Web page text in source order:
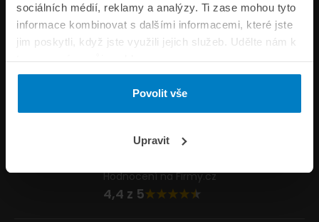
sociálních médií, reklamy a analýzy. Ti zase mohou tyto
informace kombinovat s dalšími informacemi, které jste
jim poskytli, když jste využili jejich služeb. Udělte nám k
tomu prosím svůj souhlas.
Povolit vše
Upravit
Informace
ePojisteni.cz
Formuláře
Napište nám
Hodnocení na Firmy.cz
4,4 z 5